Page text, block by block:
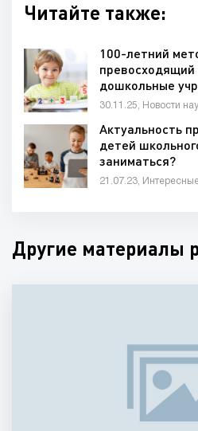
Читайте также:
100-летний
дошкольные
30.11.25, Новости
Актуальность
детей
заниматься?
21.07.23, Интересные
Другие материалы